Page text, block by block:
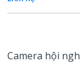
Camera hội